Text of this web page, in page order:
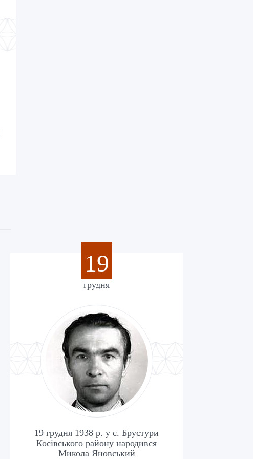
19
грудня
19 грудня 1938 р. у с. Брустури
Косівського району народився
Микола Яновський